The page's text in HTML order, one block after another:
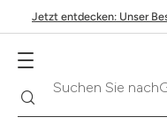
Jetzt entdecken: Unser
Suchen Sie nach